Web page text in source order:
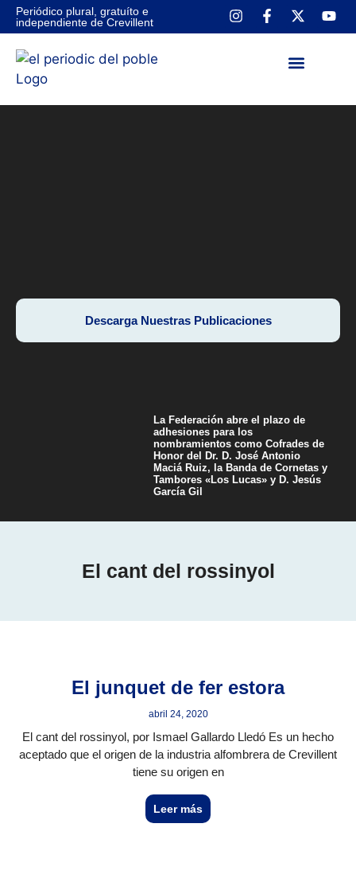
Periódico plural, gratuíto e
independiente de Crevillent
Descarga Nuestras Publicaciones
La Federación abre el plazo de
adhesiones para los
nombramientos como Cofrades de
Honor del Dr. D. José Antonio
Maciá Ruiz, la Banda de Cornetas y
Tambores «Los Lucas» y D. Jesús
García Gil
El cant del rossinyol
El junquet de fer estora
abril 24, 2020
El cant del rossinyol, por Ismael Gallardo Lledó Es un hecho
aceptado que el origen de la industria alfombrera de Crevillent
tiene su origen en
Leer más